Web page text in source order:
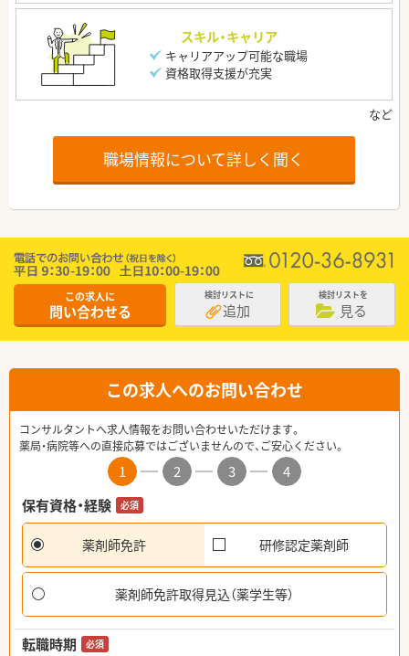
スキル・キャリア
キャリアアップ可能な職場
資格取得支援が充実
職場情報について詳しく聞く
この求人に
問い合わせる
検討リストに
追加
検討リストを
見る
この求人へのお問い合わせ
コンサルタントへ求人情報をお問い合わせいただけます。
薬局・病院等への直接応募ではございませんので、ご安心ください。
1 2 3
4
保有資格・経験
必須
薬剤師免許 研修認定薬剤師
薬剤師免許取得見込（薬学生等）
転職時期 必須